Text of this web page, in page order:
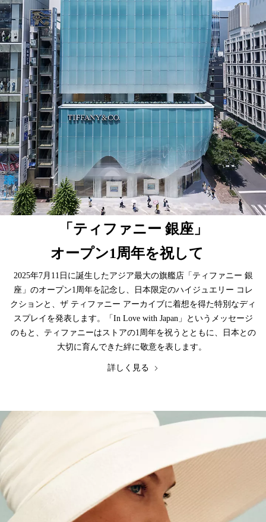
「ティファニー 銀座」
オープン1周年を祝して
2025年7月11日に誕生したアジア最大の旗艦店「ティファニー 銀
座」のオープン1周年を記念し、日本限定のハイジュエリー コレ
クションと、ザ ティファニー アーカイブに着想を得た特別なディ
スプレイを発表します。「In Love with Japan」というメッセージ
のもと、ティファニーはストアの1周年を祝うとともに、日本との
大切に育んできた絆に敬意を表します。
詳しく見る